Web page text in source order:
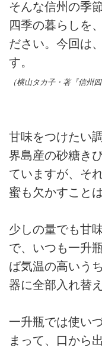
そんな信州の季
四季の暮らしを
ださい。今回は
す。
（横山タカ子・著『信州
甘味をつけたい
界島産の砂糖き
ていますが、そ
蜜も欠かすこと
少しの量でも甘
で、いつも一升
ば気温の高いう
器に全部入れ替
一升瓶では使い
まって、口から